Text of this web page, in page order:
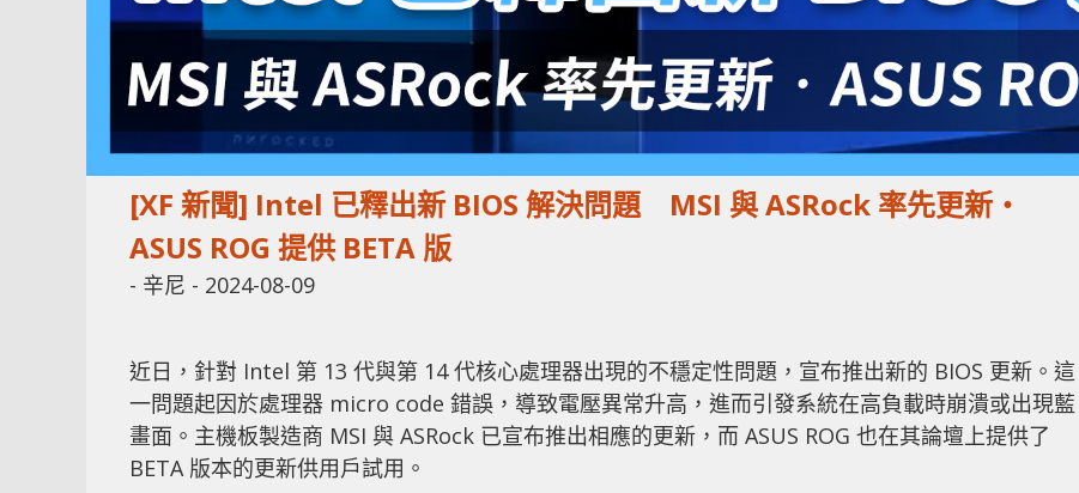
[XF 新聞] Intel 已釋出新 BIOS 解決問題 MSI 與 ASRock 率先更新‧
ASUS ROG 提供 BETA 版
- 辛尼 - 2024-08-09
近日，針對 Intel 第 13 代與第 14 代核心處理器出現的不穩定性問題，宣布推出新的 BIOS 更新。這
一問題起因於處理器 micro code 錯誤，導致電壓異常升高，進而引發系統在高負載時崩潰或出現藍
畫面。主機板製造商 MSI 與 ASRock 已宣布推出相應的更新，而 ASUS ROG 也在其論壇上提供了
BETA 版本的更新供用戶試用。